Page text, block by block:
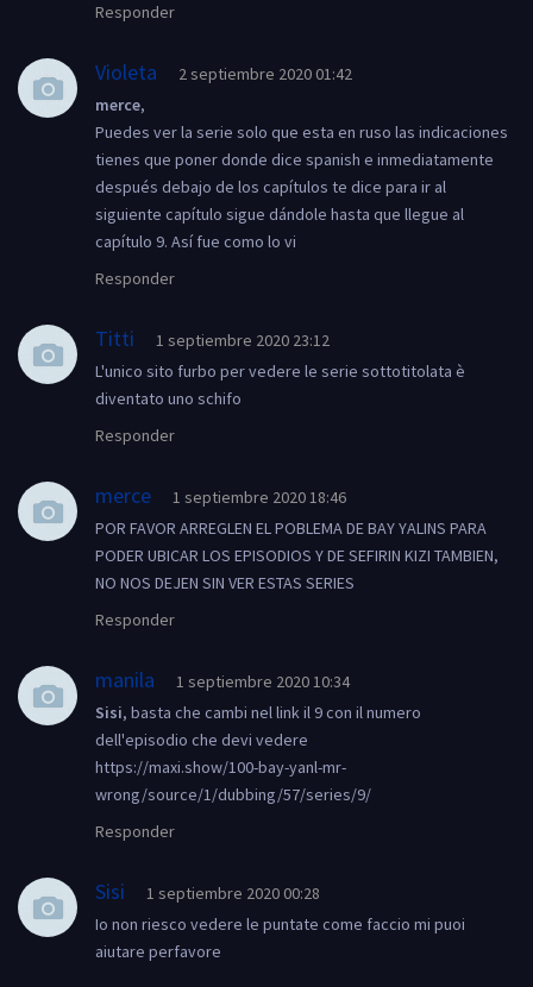
Responder
Violeta
2 septiembre 2020 01:42
merce,
Puedes ver la serie solo que esta en ruso las indicaciones
tienes que poner donde dice spanish e inmediatamente
después debajo de los capítulos te dice para ir al
siguiente capítulo sigue dándole hasta que llegue al
capítulo 9. Así fue como lo vi
Responder
Titti
1 septiembre 2020 23:12
L'unico sito furbo per vedere le serie sottotitolata è
diventato uno schifo
Responder
merce
1 septiembre 2020 18:46
POR FAVOR ARREGLEN EL POBLEMA DE BAY YALINS PARA
PODER UBICAR LOS EPISODIOS Y DE SEFIRIN KIZI TAMBIEN,
NO NOS DEJEN SIN VER ESTAS SERIES
Responder
manila
1 septiembre 2020 10:34
Sisi, basta che cambi nel link il 9 con il numero
dell'episodio che devi vedere
https://maxi.show/100-bay-yanl-mr-
wrong/source/1/dubbing/57/series/9/
Responder
Sisi
1 septiembre 2020 00:28
Io non riesco vedere le puntate come faccio mi puoi
aiutare perfavore